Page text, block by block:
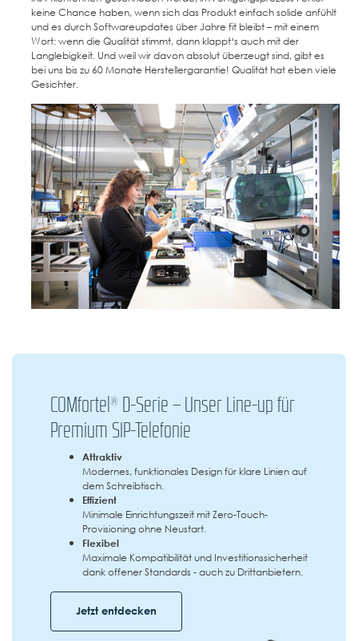
keine Chance haben, wenn sich das Produkt einfach solide anfühlt
und es durch Softwareupdates über Jahre fit bleibt – mit einem
Wort: wenn die Qualität stimmt, dann klappt‘s auch mit der
Langlebigkeit. Und weil wir davon absolut überzeugt sind, gibt es
bei uns bis zu 60 Monate Herstellergarantie! Qualität hat eben viele
Gesichter.
COMfortel® D-Serie – Unser Line-up für
Premium SIP-Telefonie
Attraktiv
Modernes, funktionales Design für klare Linien auf
dem Schreibtisch.
Effizient
Minimale Einrichtungszeit mit Zero-Touch-
Provisioning ohne Neustart.
Flexibel
Maximale Kompatibilität und Investitionssicherheit
dank offener Standards - auch zu Drittanbietern.
Jetzt entdecken